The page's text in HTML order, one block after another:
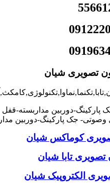
تصویری شیان
دوربین مداربسته-
جک پارکینگ-دوربین
کوماکس شیان
تصویری تابا شیان
الکتروپیک شیان